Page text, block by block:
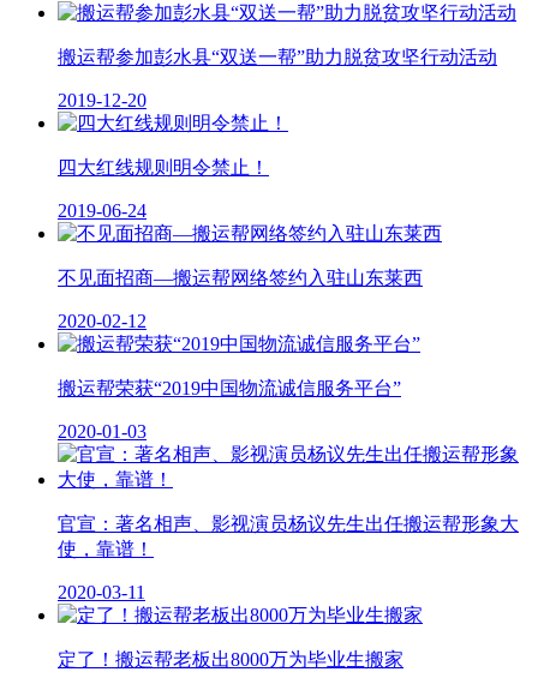
搬运帮参加彭水县“双送一帮”助力脱贫攻坚行动活动
2019-12-20
四大红线规则明令禁止！
2019-06-24
不见面招商—搬运帮网络签约入驻山东莱西
2020-02-12
搬运帮荣获“2019中国物流诚信服务平台”
2020-01-03
官宣：著名相声、影视演员杨议先生出任搬运帮形象大
使，靠谱！
2020-03-11
定了！搬运帮老板出8000万为毕业生搬家